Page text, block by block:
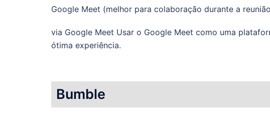
Google Meet (melhor para colaboração durante a
via Google Meet Usar o Google Meet como uma
ótima experiência.
Bumble